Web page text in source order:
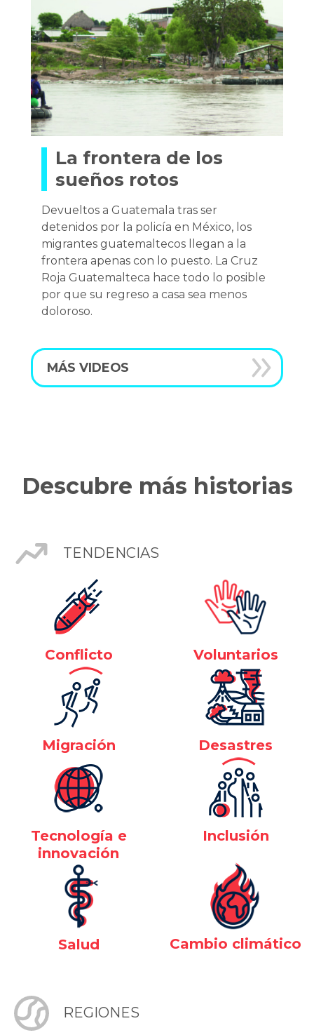
La frontera de los
sueños rotos
Devueltos a Guatemala tras ser
detenidos por la policía en México, los
migrantes guatemaltecos llegan a la
frontera apenas con lo puesto. La Cruz
Roja Guatemalteca hace todo lo posible
por que su regreso a casa sea menos
doloroso.
MÁS VIDEOS
Descubre más historias
TENDENCIAS
Conflicto Voluntarios
Migración Desastres
Tecnología e
innovación
Inclusión
Salud Cambio climático
REGIONES